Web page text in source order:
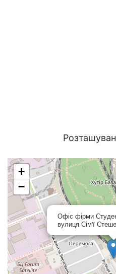
Офіс фірми
вулиця Сім'ї
+
−